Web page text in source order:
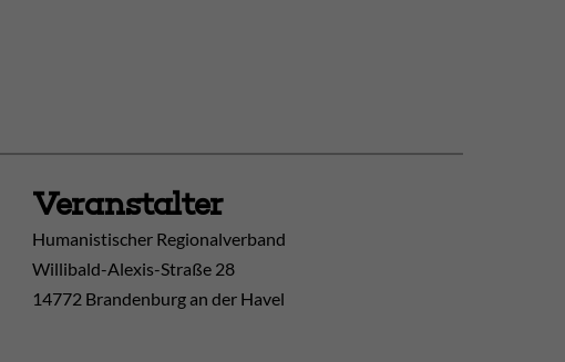
Veranstalter
Humanistischer Regionalverband
Willibald-Alexis-Straße 28
14772 Brandenburg an der Havel